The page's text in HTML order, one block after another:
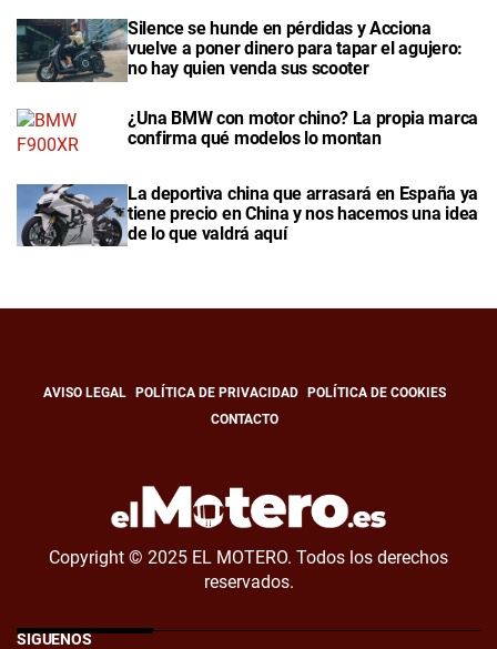
Silence se hunde en pérdidas y Acciona
vuelve a poner dinero para tapar el agujero:
no hay quien venda sus scooter
¿Una BMW con motor chino? La propia marca
confirma qué modelos lo montan
La deportiva china que arrasará en España ya
tiene precio en China y nos hacemos una idea
de lo que valdrá aquí
AVISO LEGAL POLÍTICA DE PRIVACIDAD
POLÍTICA DE COOKIES
CONTACTO
Copyright © 2025 EL MOTERO. Todos los derechos
reservados.
SÍGUENOS